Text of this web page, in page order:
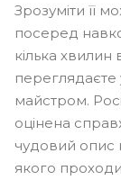
Зрозуміти її
посеред
кілька
переглядаєте
майстром.
оцінена
чудовий опис
якого